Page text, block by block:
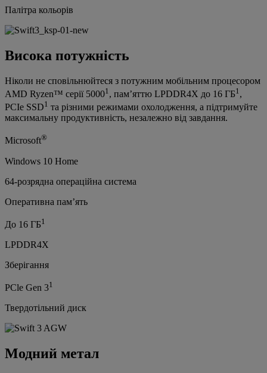
Палітра кольорів
Висока потужність
Ніколи не сповільнюйтеся з потужним мобільним процесором
AMD Ryzen™ серії 50001 , пам’яттю LPDDR4X до 16 ГБ1 ,
PCIe SSD1 та різними режимами охолодження, а підтримуйте
максимальну продуктивність, незалежно від завдання.
Microsoft®
Windows 10 Home
64-розрядна операційна система
Оперативна пам’ять
До 16 ГБ1
LPDDR4X
Зберігання
PCle Gen 31
Твердотільний диск
Модний метал